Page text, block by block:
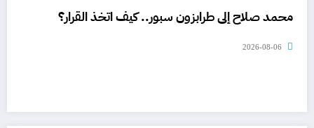
محمد صلاح إلى طرابزون سبور.. كيف اتخذ القرار؟
2026-08-06